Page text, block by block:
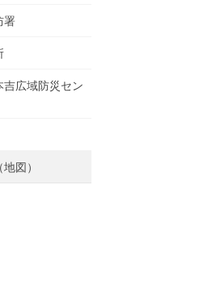
署
吉広域防災セン
図）